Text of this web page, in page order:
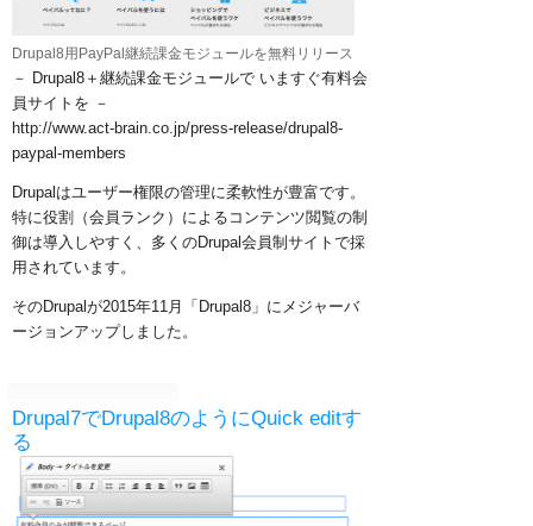
Drupal8用PayPal継続課金モジュールを無料リリース
－ Drupal8＋継続課金モジュールで いますぐ有料会
員サイトを －
​http://www.act-brain.co.jp/press-release/drupal8-
paypal-members
Drupalはユーザー権限の管理に柔軟性が豊富です。
特に役割（会員ランク）によるコンテンツ閲覧の制
御は導入しやすく、多くのDrupal会員制サイトで採
用されています。
そのDrupalが2015年11月「Drupal8」にメジャーバ
ージョンアップしました。
Drupal7でDrupal8のようにQuick editす
る